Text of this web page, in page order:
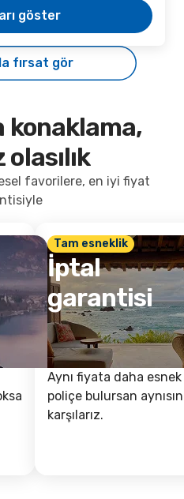
göster
fırsat gör
konaklama,
favorilere, en iyi fiyat
Tam esneklik
İptal
garantisi
Aynı fiyata daha
poliçe bulursan
karşılarız.